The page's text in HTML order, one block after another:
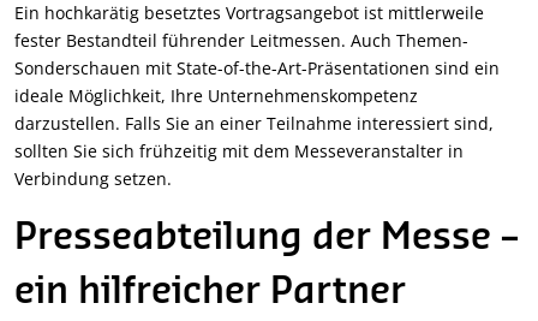
Ein hochkarätig besetztes Vortragsangebot ist mittlerweile
fester Bestandteil führender Leitmessen. Auch Themen-
Sonderschauen mit State-of-the-Art-Präsentationen sind ein
ideale Möglichkeit, Ihre Unternehmenskompetenz
darzustellen. Falls Sie an einer Teilnahme interessiert sind,
sollten Sie sich frühzeitig mit dem Messeveranstalter in
Verbindung setzen.
Presseabteilung der Messe –
ein hilfreicher Partner